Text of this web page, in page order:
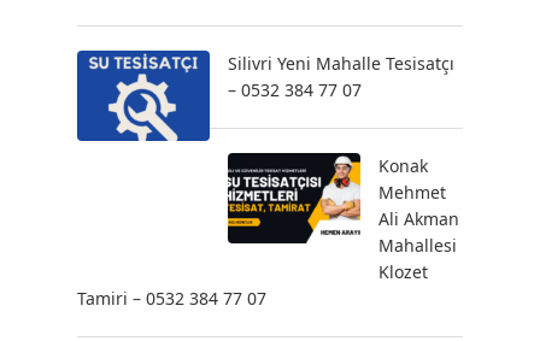
Silivri Yeni Mahalle Tesisatçı
– 0532 384 77 07
Konak
Mehmet
Ali Akman
Mahallesi
Klozet
Tamiri – 0532 384 77 07